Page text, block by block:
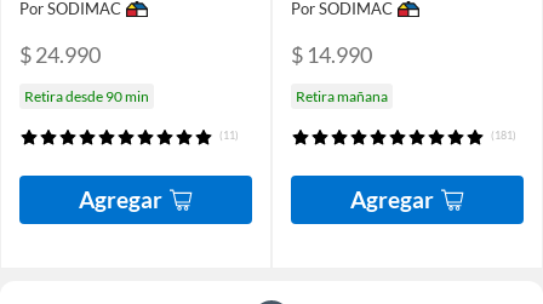
Por SODIMAC
$ 24.990
Retira desde 90 min
(11)
Agregar
Por SODIMAC
$ 14.990
Retira mañana
(181)
Agregar